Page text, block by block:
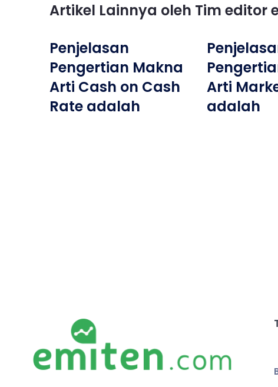
Artikel Lainnya oleh Tim editor
Penjelasan
Pengertian Makna
Arti Cash on Cash
Rate adalah
Arti
adalah